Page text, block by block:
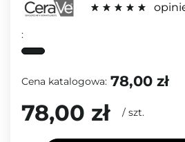
:
Cena katalogowa: 78,00 zł
78,00 zł / szt.